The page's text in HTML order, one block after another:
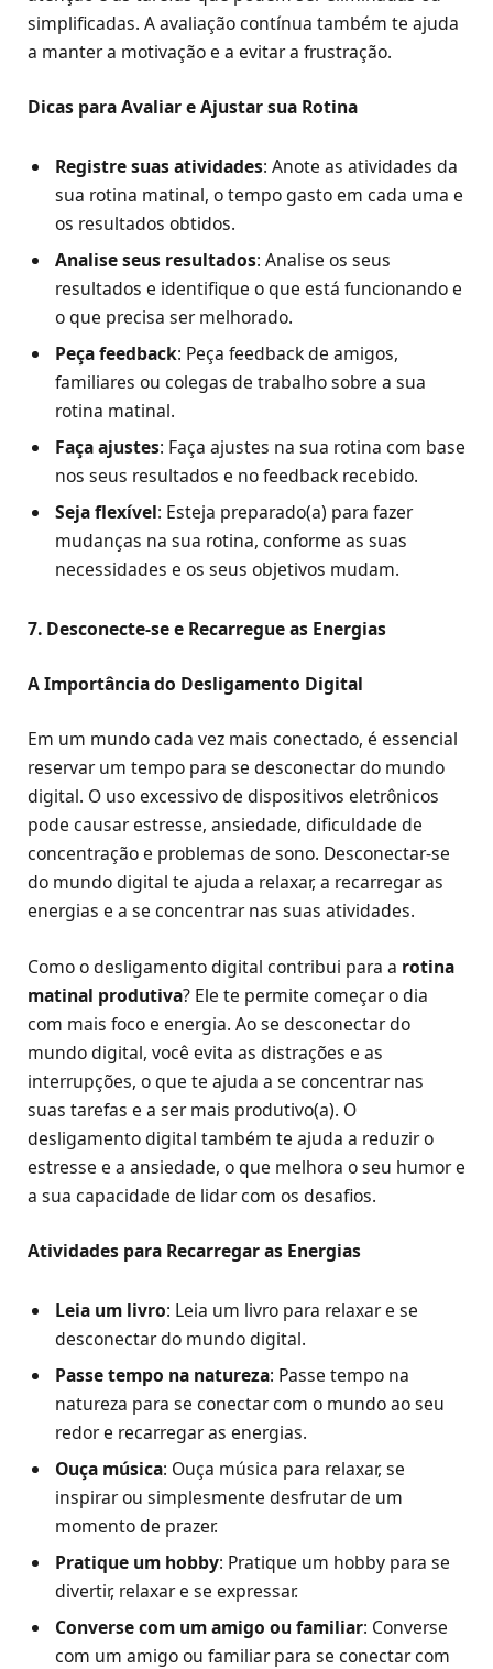
simplificadas. A avaliação contínua também te ajuda
a manter a motivação e a evitar a frustração.
Dicas para Avaliar e Ajustar sua Rotina
Registre suas atividades: Anote as atividades da
sua rotina matinal, o tempo gasto em cada uma e
os resultados obtidos.
Analise seus resultados: Analise os seus
resultados e identifique o que está funcionando e
o que precisa ser melhorado.
Peça feedback: Peça feedback de amigos,
familiares ou colegas de trabalho sobre a sua
rotina matinal.
Faça ajustes: Faça ajustes na sua rotina com base
nos seus resultados e no feedback recebido.
Seja flexível: Esteja preparado(a) para fazer
mudanças na sua rotina, conforme as suas
necessidades e os seus objetivos mudam.
7. Desconecte-se e Recarregue as Energias
A Importância do Desligamento Digital
Em um mundo cada vez mais conectado, é essencial
reservar um tempo para se desconectar do mundo
digital. O uso excessivo de dispositivos eletrônicos
pode causar estresse, ansiedade, dificuldade de
concentração e problemas de sono. Desconectar-se
do mundo digital te ajuda a relaxar, a recarregar as
energias e a se concentrar nas suas atividades.
Como o desligamento digital contribui para a rotina
matinal produtiva? Ele te permite começar o dia
com mais foco e energia. Ao se desconectar do
mundo digital, você evita as distrações e as
interrupções, o que te ajuda a se concentrar nas
suas tarefas e a ser mais produtivo(a). O
desligamento digital também te ajuda a reduzir o
estresse e a ansiedade, o que melhora o seu humor e
a sua capacidade de lidar com os desafios.
Atividades para Recarregar as Energias
Leia um livro: Leia um livro para relaxar e se
desconectar do mundo digital.
Passe tempo na natureza: Passe tempo na
natureza para se conectar com o mundo ao seu
redor e recarregar as energias.
Ouça música: Ouça música para relaxar, se
inspirar ou simplesmente desfrutar de um
momento de prazer.
Pratique um hobby: Pratique um hobby para se
divertir, relaxar e se expressar.
Converse com um amigo ou familiar: Converse
com um amigo ou familiar para se conectar com